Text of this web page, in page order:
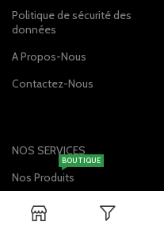
Politique de sécurité des
données
A Propos-Nous
Contactez-Nous
NOS SERVICES
Nos Produits
BOUTIQUE
Service Client